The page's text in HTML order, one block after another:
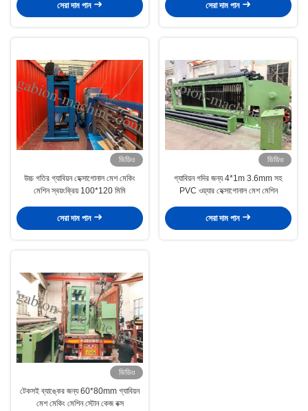
সেরা দাম পান সেরা দাম পান
ভিডিও
উচ্চ গতির গ্যাবিয়ন হেক্সাগোনাল মেশ মেকিং
মেশিন স্বয়ংক্রিয় 100*120 মিমি
সেরা দাম পান
ভিডিও
গ্যাবিয়ন গদির জন্য 4*1m 3.6mm সহ
PVC ওয়্যার হেক্সাগোনাল মেশ মেশিন
সেরা দাম পান
ভিডিও
টেকসই ব্যাঙ্কের জন্য 60*80mm গ্যাবিয়ন
মেশ মেকিং মেশিন স্টোন কেজ বক্স